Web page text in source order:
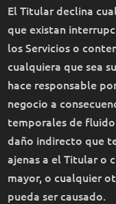
El Titular declina
que existan
los Servicios o
cualquiera que sea
hace responsable
negocio a
temporales de
daño indirecto que
ajenas a el Titular o
mayor, o cualquier
pueda ser causado.